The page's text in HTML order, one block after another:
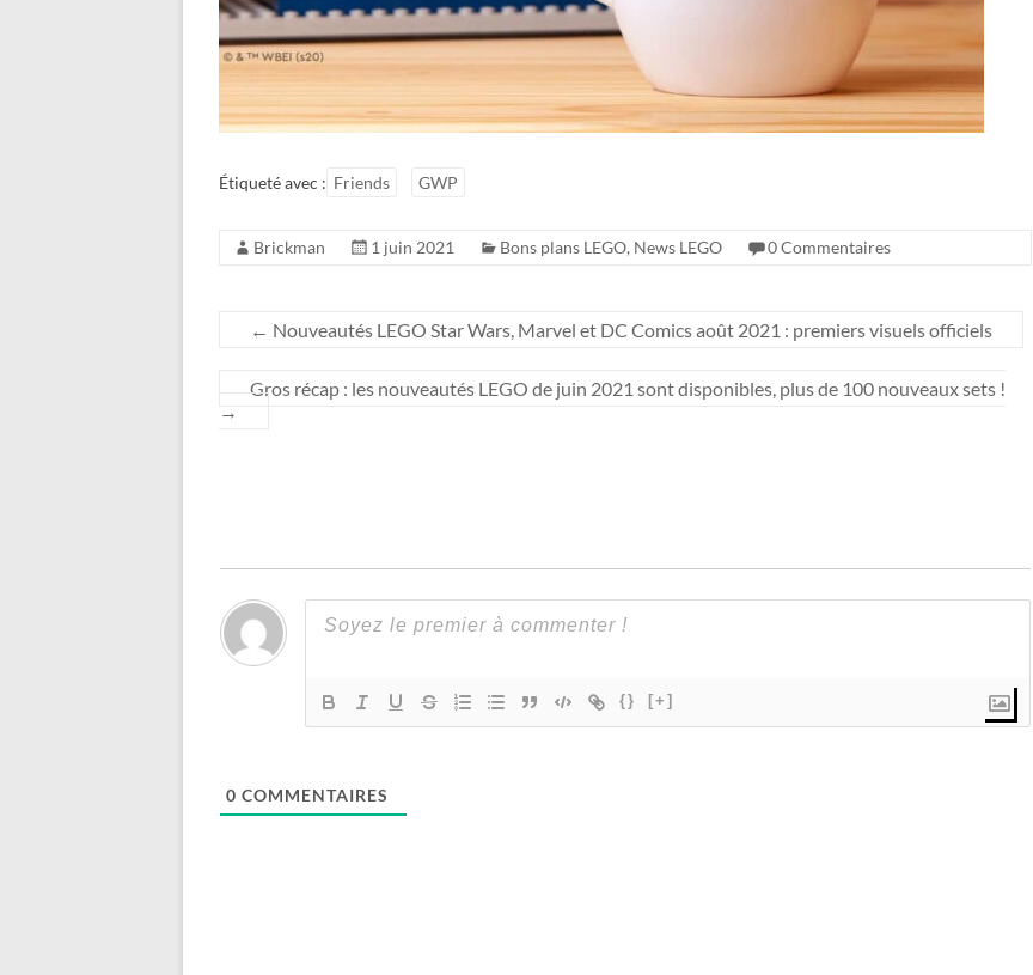
Étiqueté avec : Friends GWP
Brickman 1 juin 2021 Bons plans LEGO, News LEGO 0 Commentaires
← Nouveautés LEGO Star Wars, Marvel et DC Comics août 2021 : premiers visuels officiels
Gros récap : les nouveautés LEGO de juin 2021 sont disponibles, plus de 100 nouveaux sets !
→
{} [+]
0 COMMENTAIRES